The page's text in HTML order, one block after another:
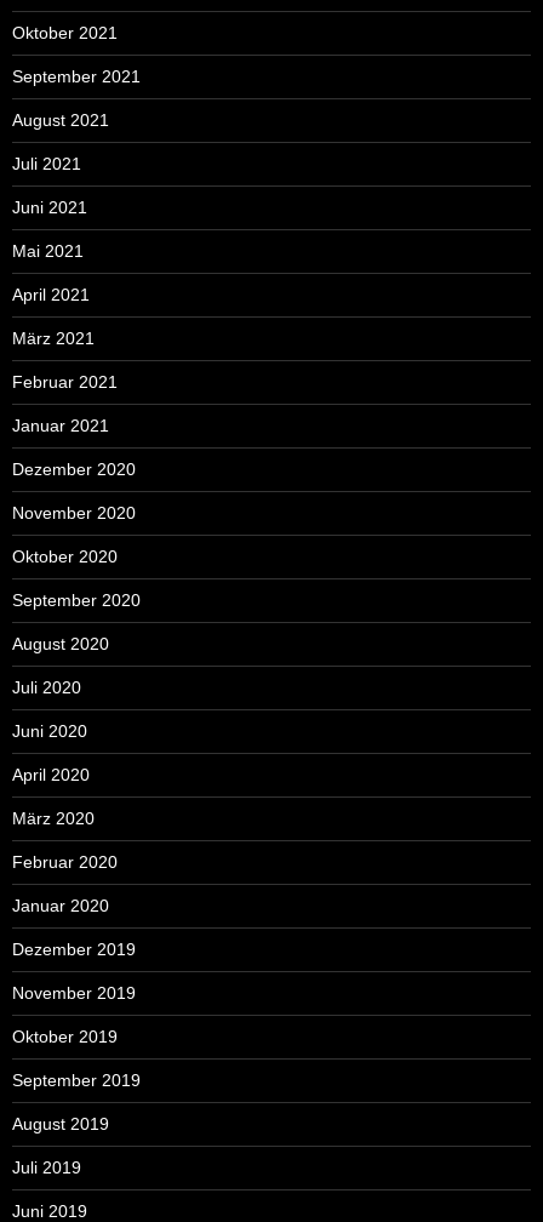
Oktober 2021
September 2021
August 2021
Juli 2021
Juni 2021
Mai 2021
April 2021
März 2021
Februar 2021
Januar 2021
Dezember 2020
November 2020
Oktober 2020
September 2020
August 2020
Juli 2020
Juni 2020
April 2020
März 2020
Februar 2020
Januar 2020
Dezember 2019
November 2019
Oktober 2019
September 2019
August 2019
Juli 2019
Juni 2019